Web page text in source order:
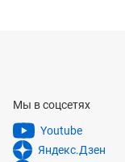
Мы в соцсетях
Youtube
Яндекс.Дзен